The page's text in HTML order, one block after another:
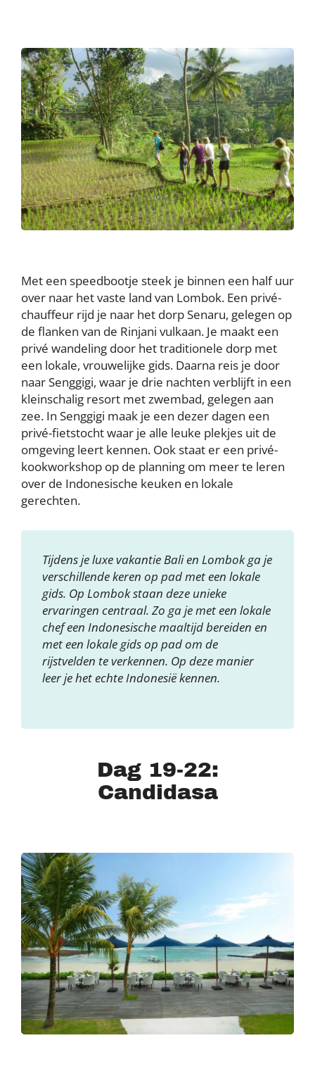
Met een speedbootje steek je binnen een half uur
over naar het vaste land van Lombok. Een privé-
chauffeur rijd je naar het dorp Senaru, gelegen op
de flanken van de Rinjani vulkaan. Je maakt een
privé wandeling door het traditionele dorp met
een lokale, vrouwelijke gids. Daarna reis je door
naar Senggigi, waar je drie nachten verblijft in een
kleinschalig resort met zwembad, gelegen aan
zee. In Senggigi maak je een dezer dagen een
privé-fietstocht waar je alle leuke plekjes uit de
omgeving leert kennen. Ook staat er een privé-
kookworkshop op de planning om meer te leren
over de Indonesische keuken en lokale
gerechten.
Tijdens je luxe vakantie Bali en Lombok ga je
verschillende keren op pad met een lokale
gids. Op Lombok staan deze unieke
ervaringen centraal. Zo ga je met een lokale
chef een Indonesische maaltijd bereiden en
met een lokale gids op pad om de
rijstvelden te verkennen. Op deze manier
leer je het echte Indonesië kennen.
Dag 19-22:
Candidasa